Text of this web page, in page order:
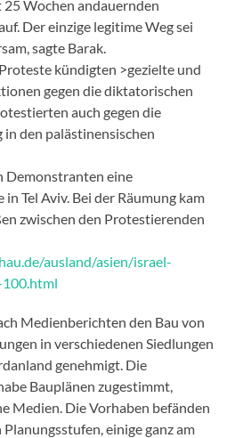
Wochen andauernden
Der einzige legitime Weg sei
sagte Barak.
kündigten >gezielte und
gegen die diktatorischen
auch gegen die
in den palästinensischen
Demonstranten eine
Tel Aviv. Bei der Räumung kam
zwischen den Protestierenden
ausland/asien/israel-
Medienberichten den Bau von
in verschiedenen Siedlungen
genehmigt. Die
Bauplänen zugestimmt,
Medien. Die Vorhaben befänden
einige ganz am